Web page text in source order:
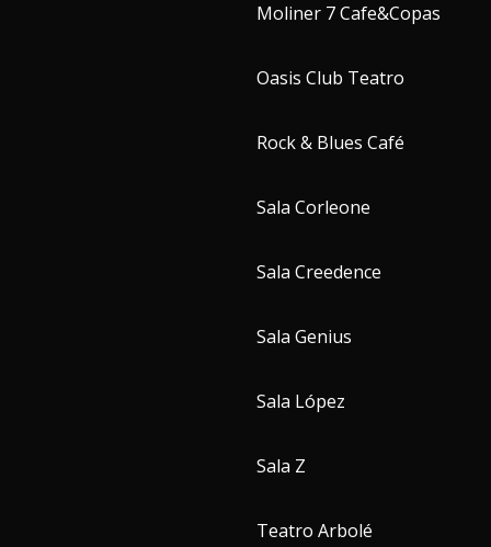
Moliner 7 Cafe&Copas
Oasis Club Teatro
Rock & Blues Café
Sala Corleone
Sala Creedence
Sala Genius
Sala López
Sala Z
Teatro Arbolé